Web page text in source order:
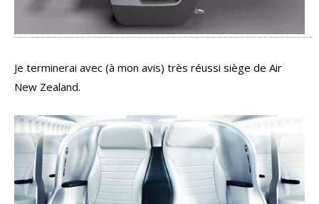
Je terminerai avec (à mon avis) très réussi siège de Air
New Zealand.